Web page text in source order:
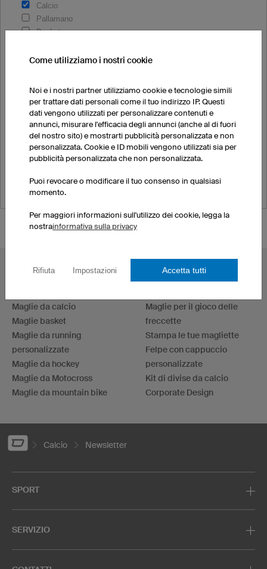
Calcio
Pallamano
Basket
Ciclismo
Yoga
Motocross
Freccette
Bowling
Canottaggio
T-shirt, felpe, ecc.
TOPICS PIÙ CONDIVISI
Maglie da calcio
Maglie basket
Maglie da running
personalizzate
Maglie da hockey
Maglie da Motocross
Maglie da mountain bike
Maglie per il gioco delle
freccette
Stampa le tue magliette
Felpe con cappuccio
personalizzate
Kit di divise da calcio
Corporate Design
Calcio Newsletter
SPORT
SERVIZIO
Come utilizziamo i nostri cookie
Noi e i nostri partner utilizziamo cookie e tecnologie simili
per trattare dati personali come il tuo indirizzo IP. Questi
dati vengono utilizzati per personalizzare contenuti e
annunci, misurare l'efficacia degli annunci (anche al di fuori
del nostro sito) e mostrarti pubblicità personalizzata e non
personalizzata. Cookie e ID mobili vengono utilizzati sia per
pubblicità personalizzata che non personalizzata.
Puoi revocare o modificare il tuo consenso in qualsiasi
momento.
Per maggiori informazioni sull'utilizzo dei cookie, legga la
nostrainformativa sulla privacy
Rifiuta Impostazioni Accetta tutti